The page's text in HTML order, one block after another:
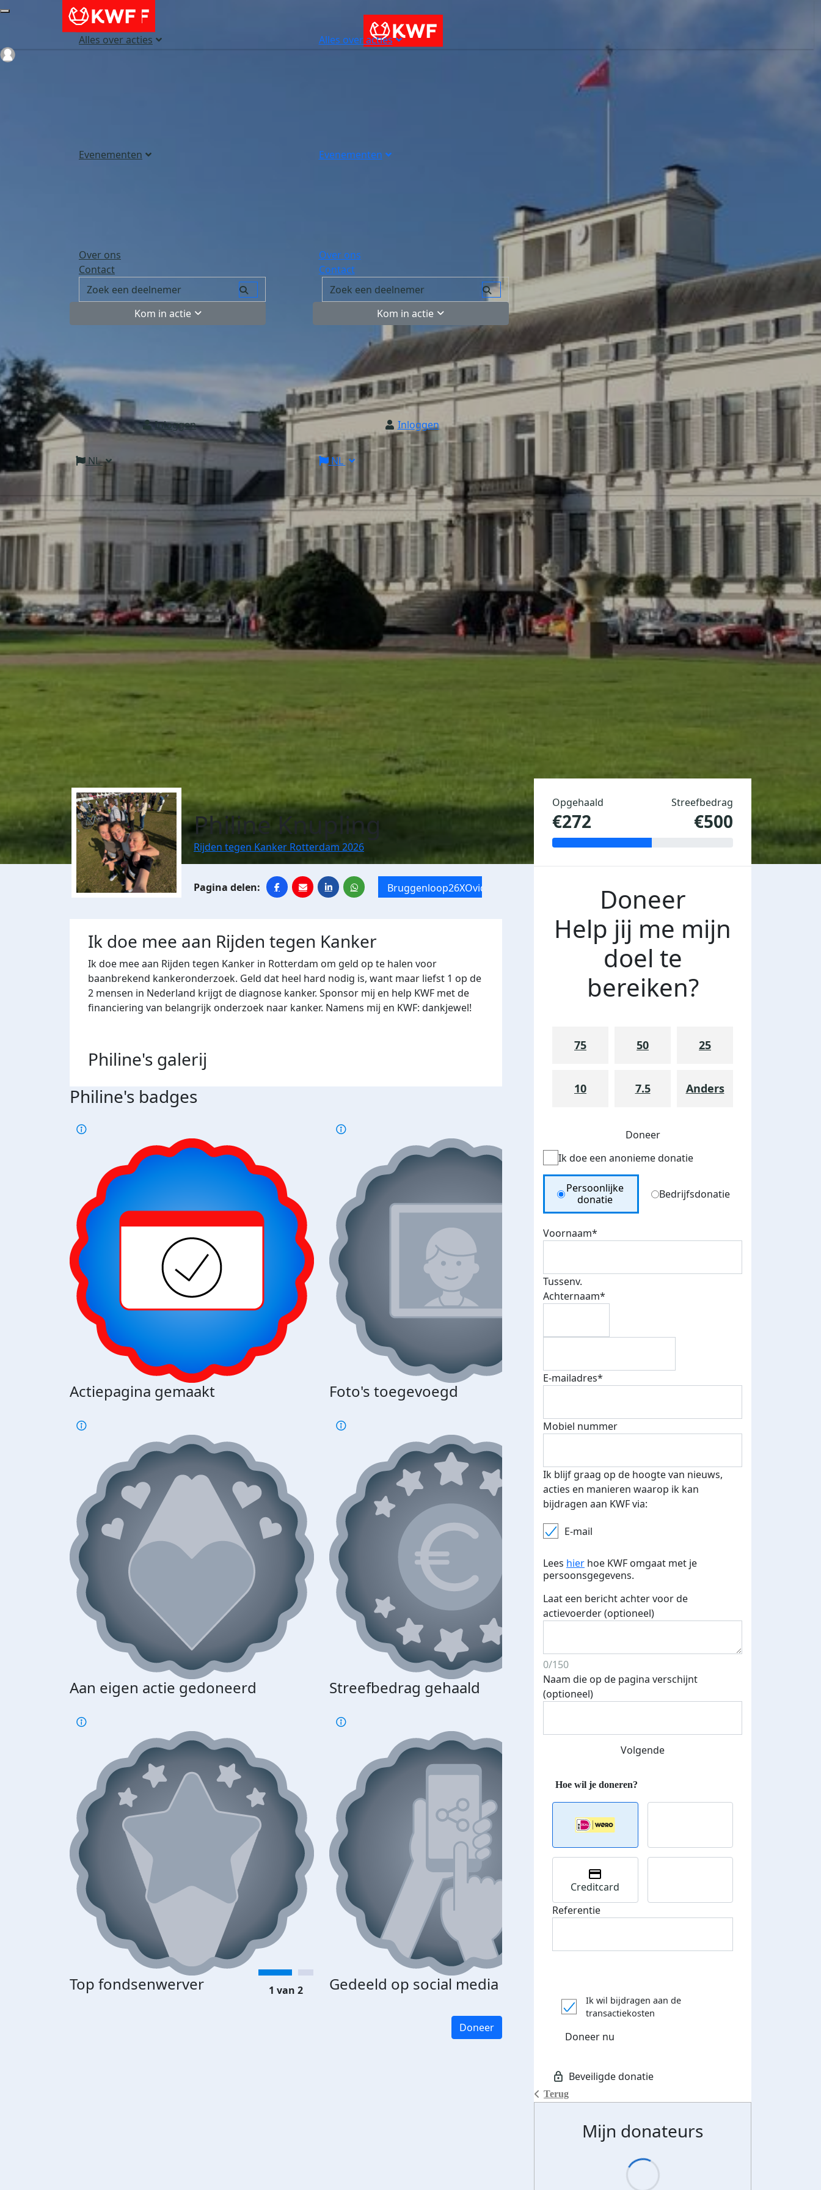
Alles over acties
Evenementen
Over ons
Contact
Kom in actie
Inloggen
NL
Alles over acties
Evenementen
Over ons
Contact
Kom in actie
Inloggen
NL
Philine Knupling
Rijden tegen Kanker Rotterdam 2026
Bruggenloop26XOvide
Ik doe mee aan Rijden tegen Kanker
Ik doe mee aan Rijden tegen Kanker in Rotterdam om geld op te halen voor
baanbrekend kankeronderzoek. Geld dat heel hard nodig is, want maar liefst 1 op de
2 mensen in Nederland krijgt de diagnose kanker. Sponsor mij en help KWF met de
financiering van belangrijk onderzoek naar kanker. Namens mij en KWF: dankjewel!
Philine's galerij
Philine's badges
Actiepagina gemaakt Foto's toegevoegd E-mails verstuurd
Aan eigen actie gedoneerd Streefbedrag gehaald Streefbedrag verhoogd
Top fondsenwerver Gedeeld op social media
Top fondsenwerver
1 van 2
Doneer
Opgehaald
€272
Streefbedrag
€500
Doneer
Help jij me mijn
doel te
bereiken?
75 50 25
10 7.5 Anders
Doneer
Ik doe een anonieme donatie
Donation Type
Persoonlijke
donatie
Bedrijfsdonatie
Voornaam*
Tussenv.
Achternaam*
E-mailadres*
Mobiel nummer
Ik blijf graag op de hoogte van nieuws,
acties en manieren waarop ik kan
bijdragen aan KWF via:
E-mail
Lees hier hoe KWF omgaat met je
persoonsgegevens.
Laat een bericht achter voor de
actievoerder (optioneel)
0/150
Naam die op de pagina verschijnt
(optioneel)
Volgende
Terug
Creditcard
Referentie
Ik wil bijdragen aan de
transactiekosten
Doneer nu
Mijn donateurs